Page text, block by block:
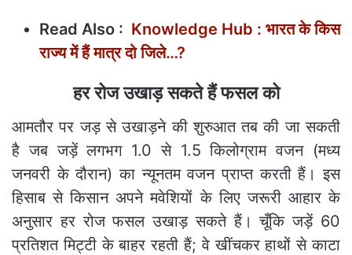
Read Also : Knowledge Hub : भारत के किस
राज्य में हैं मात्र दो जिले…?
हर रोज उखाड़ सकते हैं फसल को
आमतौर पर जड़ से उखाड़ने की शुरुआत तब की जा सकती
है जब जड़ें लगभग 1.0 से 1.5 किलोग्राम वजन (मध्य
जनवरी के दौरान) का न्यूनतम वजन प्राप्त करती हैं। इस
हिसाब से किसान अपने मवेशियों के लिए जरूरी आहार के
अनुसार हर रोज फसल उखाड़ सकते हैं। चूँकि जड़ें 60
प्रतिशत मिट्टी के बाहर रहती हैं; वे खींचकर हाथों से काटा